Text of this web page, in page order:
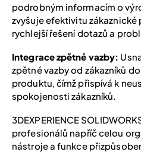
podrobným informacím o
zvyšuje efektivitu zákaznické
rychlejší řešení dotazů a
Integrace zpětné vazby:
zpětné vazby od zákazníků
produktu, čímž přispívá k
spokojenosti zákazníků.
3DEXPERIENCE
profesionálů napříč celou
nástroje a funkce